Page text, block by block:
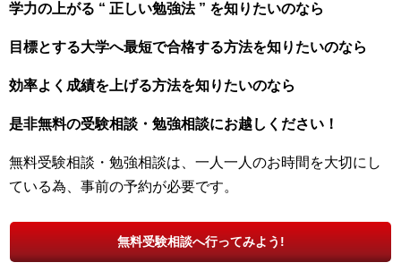
学力の上がる “ 正しい勉強法 ” を知りたいのなら
目標とする大学へ最短で合格する方法を知りたいのなら
効率よく成績を上げる方法を知りたいのなら
是非無料の受験相談・勉強相談にお越しください！
無料受験相談・勉強相談は、一人一人のお時間を大切にし
ている為、事前の予約が必要です。
無料受験相談へ行ってみよう!